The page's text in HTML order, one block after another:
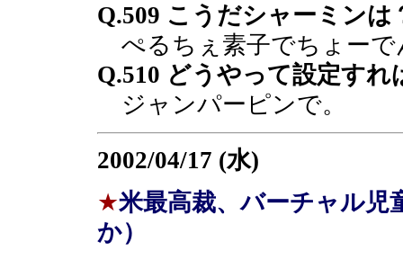
Q.509 こうだシャーミンは
ぺるちぇ素子でちょーで
Q.510 どうやって設定すれ
ジャンパーピンで。
2002/04/17 (水)
★米最高裁、バーチャル児
か）